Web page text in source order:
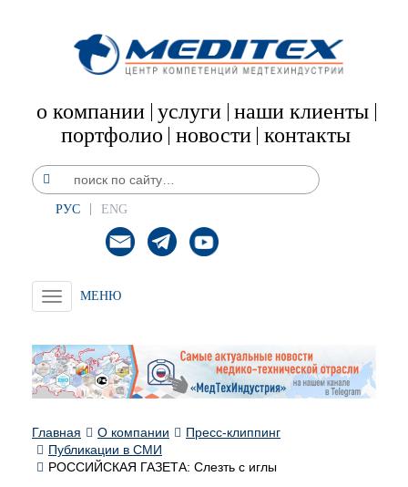
о компании услуги наши клиенты
портфолио новости контакты
РУС ENG
Toggle
navigation
Главная О компании
Пресс-клиппинг
Публикации в СМИ
РОССИЙСКАЯ ГАЗЕТА: Слезть с иглы